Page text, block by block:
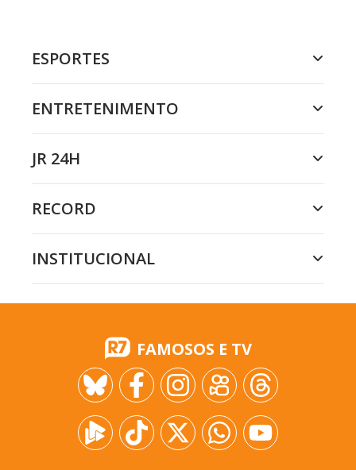
ESPORTES
ENTRETENIMENTO
JR 24H
RECORD
INSTITUCIONAL
FAMOSOS E TV